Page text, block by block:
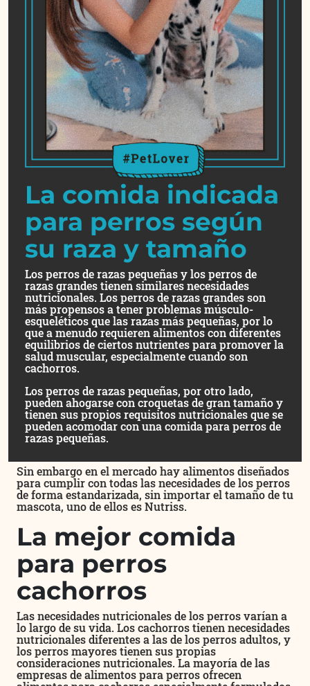
La comida indicada
para perros según
su raza y tamaño
Los perros de razas pequeñas y los perros de
razas grandes tienen similares necesidades
nutricionales. Los perros de razas grandes son
más propensos a tener problemas músculo-
esqueléticos que las razas más pequeñas, por lo
que a menudo requieren alimentos con diferentes
equilibrios de ciertos nutrientes para promover la
salud muscular, especialmente cuando son
cachorros.
Los perros de razas pequeñas, por otro lado,
pueden ahogarse con croquetas de gran tamaño y
tienen sus propios requisitos nutricionales que se
pueden acomodar con una comida para perros de
razas pequeñas.
Sin embargo en el mercado hay alimentos diseñados
para cumplir con todas las necesidades de los perros
de forma estandarizada, sin importar el tamaño de tu
mascota, uno de ellos es Nutriss.
La mejor comida
para perros
cachorros
Las necesidades nutricionales de los perros varían a
lo largo de su vida. Los cachorros tienen necesidades
nutricionales diferentes a las de los perros adultos, y
los perros mayores tienen sus propias
consideraciones nutricionales. La mayoría de las
empresas de alimentos para perros ofrecen